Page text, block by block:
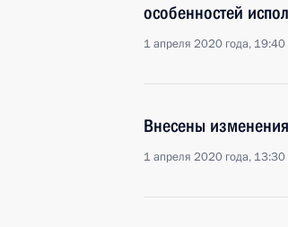
особенностей
1 апреля 2020 года, 19:40
Внесены
1 апреля 2020 года, 13:30